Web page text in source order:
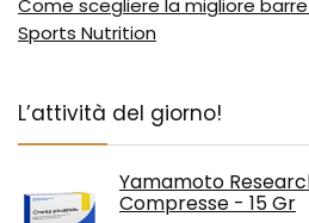
Come scegliere la migliore
Sports Nutrition
L’attività del giorno!
Yamamoto
Compresse - 15 Gr